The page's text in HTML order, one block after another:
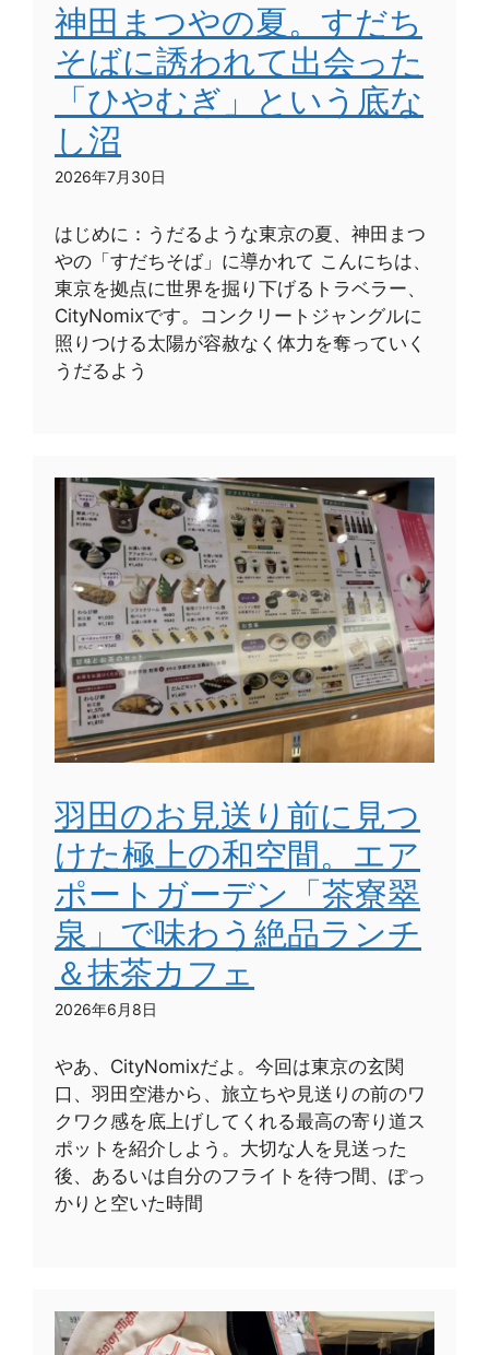
神田まつやの夏。すだち
そばに誘われて出会った
「ひやむぎ」という底な
し沼
2026年7月30日
はじめに：うだるような東京の夏、神田まつ
やの「すだちそば」に導かれて こんにちは、
東京を拠点に世界を掘り下げるトラベラー、
CityNomixです。コンクリートジャングルに
照りつける太陽が容赦なく体力を奪っていく
うだるよう
羽田のお見送り前に見つ
けた極上の和空間。エア
ポートガーデン「茶寮翠
泉」で味わう絶品ランチ
＆抹茶カフェ
2026年6月8日
やあ、CityNomixだよ。今回は東京の玄関
口、羽田空港から、旅立ちや見送りの前のワ
クワク感を底上げしてくれる最高の寄り道ス
ポットを紹介しよう。大切な人を見送った
後、あるいは自分のフライトを待つ間、ぽっ
かりと空いた時間